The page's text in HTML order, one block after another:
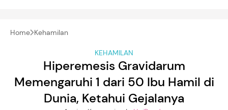
Home Kehamilan
KEHAMILAN
Hiperemesis Gravidarum
Memengaruhi 1 dari 50 Ibu Hamil di
Dunia, Ketahui Gejalanya